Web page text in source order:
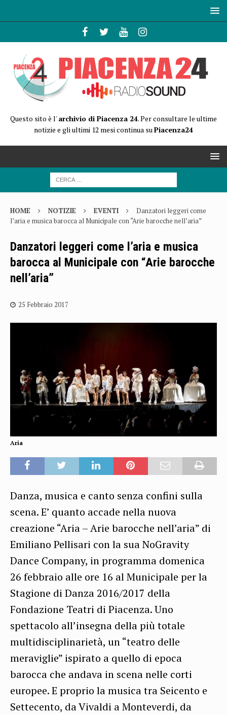
Questo sito è l'archivio di Piacenza 24. Per consultare le ultime
notizie e gli ultimi 12 mesi continua suPiacenza24
HOME NOTIZIE EVENTI
Danzatori leggeri come
l’aria e musica barocca al Municipale con “Arie barocche nell’aria”
Danzatori leggeri come l’aria e musica
barocca al Municipale con “Arie barocche
nell’aria”
25 Febbraio 2017
Aria
Danza, musica e canto senza confini sulla
scena. E’ quanto accade nella nuova
creazione “Aria – Arie barocche nell’aria” di
Emiliano Pellisari con la sua NoGravity
Dance Company, in programma domenica
26 febbraio alle ore 16 al Municipale per la
Stagione di Danza 2016/2017 della
Fondazione Teatri di Piacenza. Uno
spettacolo all’insegna della più totale
multidisciplinarietà, un “teatro delle
meraviglie” ispirato a quello di epoca
barocca che andava in scena nelle corti
europee. E proprio la musica tra Seicento e
Settecento, da Vivaldi a Monteverdi, da